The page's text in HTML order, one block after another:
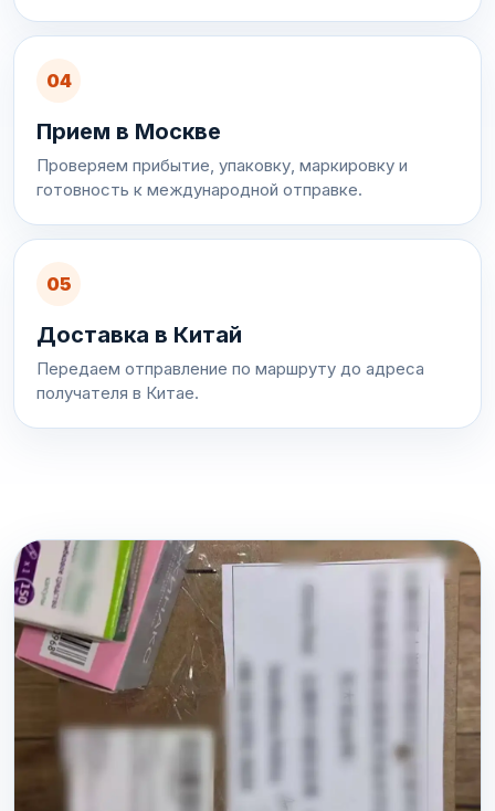
04
Прием в Москве
Проверяем прибытие, упаковку, маркировку и
готовность к международной отправке.
05
Доставка в Китай
Передаем отправление по маршруту до адреса
получателя в Китае.